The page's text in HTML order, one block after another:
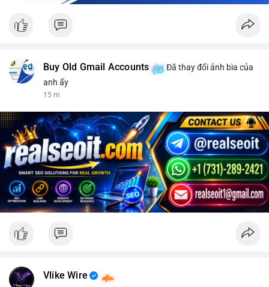
Buy Old Gmail Accounts
Đã thay đổi ảnh bìa của
anh ấy
15 m
Vlike Wire